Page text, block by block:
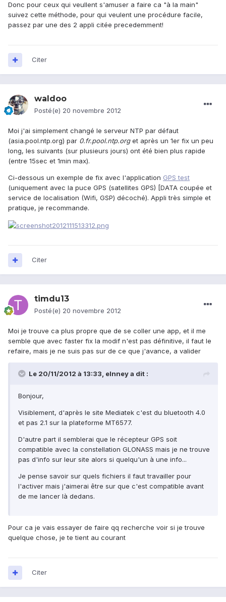
Donc pour ceux qui veullent s'amuser a faire ca "à la main"
suivez cette méthode, pour qui veulent une procédure facile,
passez par une des 2 appli citée precedemment!
Citer
waldoo
Posté(e) 20 novembre 2012
Moi j'ai simplement changé le serveur NTP par défaut
(asia.pool.ntp.org) par 0.fr.pool.ntp.orget après un 1er fix un peu
long, les suivants (sur plusieurs jours) ont été bien plus rapide
(entre 15sec et 1min max).
Ci-dessous un exemple de fix avec l'application GPS test
(uniquement avec la puce GPS (satellites GPS) [DATA coupée et
service de localisation (Wifi, GSP) décoché). Appli très simple et
pratique, je recommande.
Citer
timdu13
Posté(e) 20 novembre 2012
Moi je trouve ca plus propre que de se coller une app, et il me
semble que avec faster fix la modif n'est pas définitive, il faut le
refaire, mais je ne suis pas sur de ce que j'avance, a valider
Le 20/11/2012 à 13:33, elnney a dit :
Bonjour,
Visiblement, d'après le site Mediatek c'est du bluetooth 4.0
et pas 2.1 sur la plateforme MT6577.
D'autre part il semblerai que le récepteur GPS soit
compatible avec la constellation GLONASS mais je ne trouve
pas d'info sur leur site alors si quelqu'un à une info...
Je pense savoir sur quels fichiers il faut travailler pour
l'activer mais j'aimerai être sur que c'est compatible avant
de me lancer là dedans.
Pour ca je vais essayer de faire qq recherche voir si je trouve
quelque chose, je te tient au courant
Citer